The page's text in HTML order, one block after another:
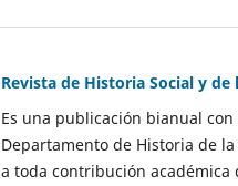
Revista de Historia Social y de
Es una publicación bianual
Departamento de Historia de
a toda contribución académica